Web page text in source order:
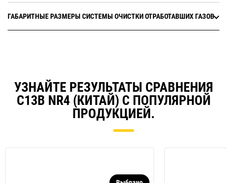
ГАБАРИТНЫЕ РАЗМЕРЫ СИСТЕМЫ ОЧИСТКИ ОТРАБОТАВШИХ ГАЗОВ
УЗНАЙТЕ РЕЗУЛЬТАТЫ СРАВНЕНИЯ
C13B NR4 (КИТАЙ) С ПОПУЛЯРНОЙ
ПРОДУКЦИЕЙ.